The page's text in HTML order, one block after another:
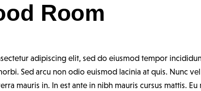
Room
adipiscing elit, sed do eiusmod tempor
Sed arcu non odio euismod lacinia at quis. Nunc
mauris in. In est ante in nibh mauris cursus mattis.